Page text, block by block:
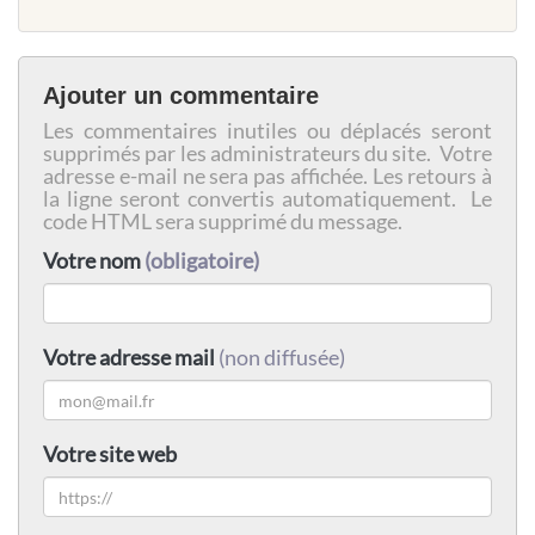
Ajouter un commentaire
Les commentaires inutiles ou déplacés seront
supprimés par les administrateurs du site. Votre
adresse e-mail ne sera pas affichée. Les retours à
la ligne seront convertis automatiquement. Le
code HTML sera supprimé du message.
Votre nom(obligatoire)
Votre adresse mail (non diffusée)
Votre site web